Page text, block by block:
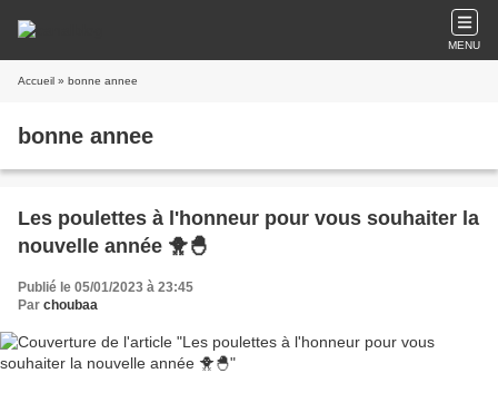
MENU
Accueil » bonne annee
bonne annee
Les poulettes à l'honneur pour vous souhaiter la
nouvelle année 🐥🐣
Publié le 05/01/2023 à 23:45
Par choubaa